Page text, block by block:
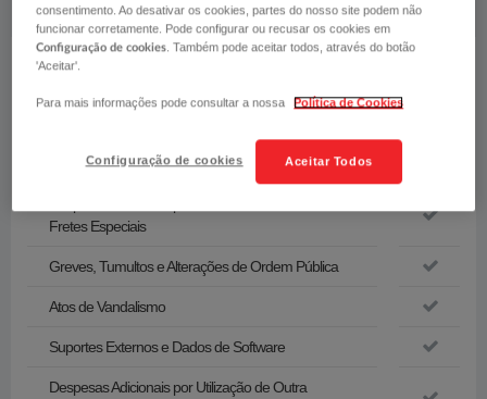
Transporte Terrestre
Fretes Especiais
Greves, Tumultos e Alterações de Ordem Pública
Atos de Vandalismo
Suportes Externos e Dados de Software
Despesas Adicionais por Utilização de Outra
consentimento. Ao desativar os cookies, partes do nosso site podem não
funcionar corretamente. Pode configurar ou recusar os cookies em
Configuração de cookies. Também pode aceitar todos, através do botão
'Aceitar'.
Para mais informações pode consultar a nossa Política de Cookies
Aceitar Todos
Configuração de cookies